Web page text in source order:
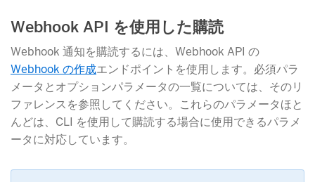
Webhook API を使用した購読
Webhook 通知を購読するには、Webhook API の
Webhook の作成​エンドポイントを使用します。必須パラ
メータとオプションパラメータの一覧については、そのリ
ファレンスを参照してください。これらのパラメータほと
んどは、CLI を使用して購読する場合に使用できるパラメ
ータに対応しています。